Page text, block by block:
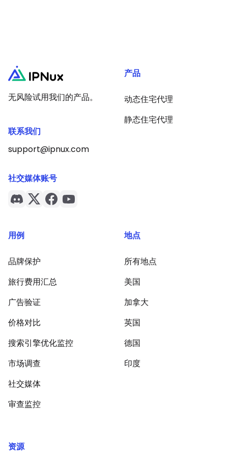
无风险试用我们的产品。
联系我们
support@ipnux.com
社交媒体账号
产品
动态住宅代理
静态住宅代理
用例
品牌保护
旅行费用汇总
广告验证
价格对比
搜索引擎优化监控
市场调查
社交媒体
审查监控
地点
所有地点
美国
加拿大
英国
德国
印度
资源